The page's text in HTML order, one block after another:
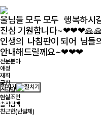
울님들 모두 모두 행복하시
진심 기원합니다
인생의 나침판이 되어 님들
안내해드릴께요~❤❤❤
펼치기
전문분야
애정
재회
궁합
스타일
현실조언
솔직담백
친근한(반말체)